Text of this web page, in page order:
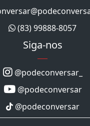
(83) 99888-8057
Siga-nos
@podeconversar_
@podeconversar
@podeconversar